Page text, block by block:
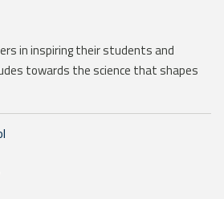
in inspiring their students and
towards the science that shapes